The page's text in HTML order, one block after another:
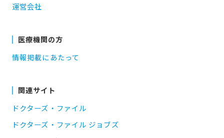
運営会社
医療機関の方
情報掲載にあたって
関連サイト
ドクターズ・ファイル
ドクターズ・ファイル ジョブズ